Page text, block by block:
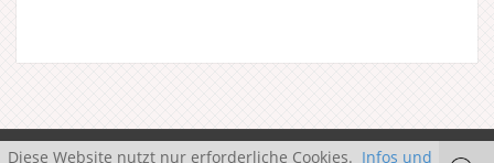
Diese Website nutzt nur erforderliche Cookies. Infos und